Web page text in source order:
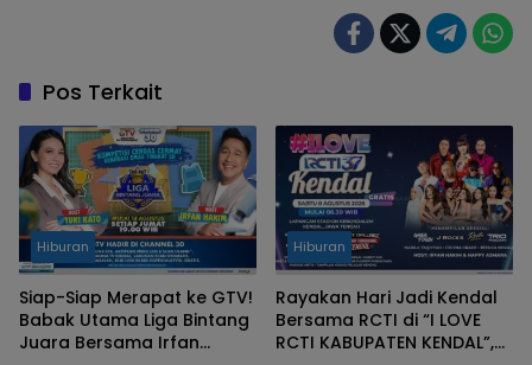
Pos Terkait
Hiburan
Siap-Siap Merapat ke GTV!
Babak Utama Liga Bintang
Juara Bersama Irfan
Hiburan
Rayakan Hari Jadi Kendal
Bersama RCTI di “I LOVE
RCTI KABUPATEN KENDAL”,